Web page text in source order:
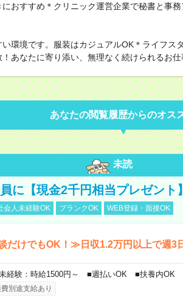
におすすめ＊クリニック運営企業で秘書と事
環境です。服装はカジュアルOK＊ライフス
あなたに寄り添い、無理なく続けられるお仕
あなたの閲覧履歴からのオス
未読
に【現金2千円相当プレゼント
会人未経験OK ブランクOK WEB登録・面接OK
だけでもOK！≫日収1.2万円以上で週3
経験：時給1500円～ ■週払いOK ■扶養内OK
別途支給あり